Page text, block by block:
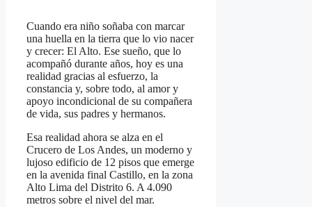
Cuando era niño soñaba con marcar
una huella en la tierra que lo vio nacer
y crecer: El Alto. Ese sueño, que lo
acompañó durante años, hoy es una
realidad gracias al esfuerzo, la
constancia y, sobre todo, al amor y
apoyo incondicional de su compañera
de vida, sus padres y hermanos.
Esa realidad ahora se alza en el
Crucero de Los Andes, un moderno y
lujoso edificio de 12 pisos que emerge
en la avenida final Castillo, en la zona
Alto Lima del Distrito 6. A 4.090
metros sobre el nivel del mar.